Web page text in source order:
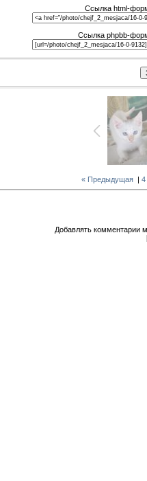
Ссылка html-
Ссылка phpbb-
« Предыдущая| 4
Добавлять комментарии